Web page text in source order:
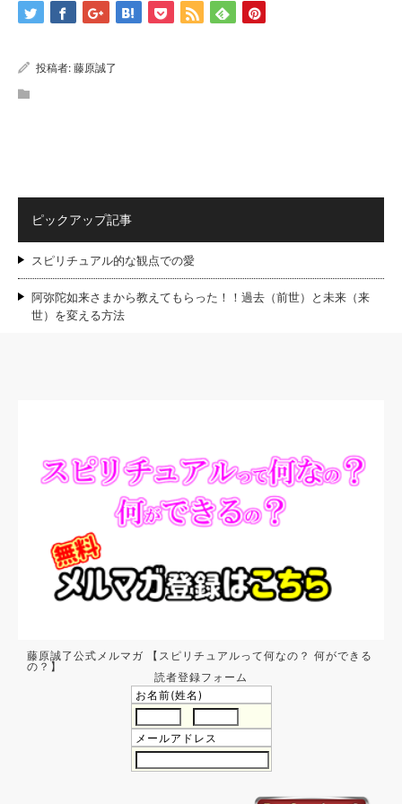
投稿者: 藤原誠了
ピックアップ記事
スピリチュアル的な観点での愛
阿弥陀如来さまから教えてもらった！！過去（前世）と未来（来
世）を変える方法
藤原誠了公式メルマガ 【スピリチュアルって何なの？ 何ができる
の？】
読者登録フォーム
お名前(姓名)
メールアドレス